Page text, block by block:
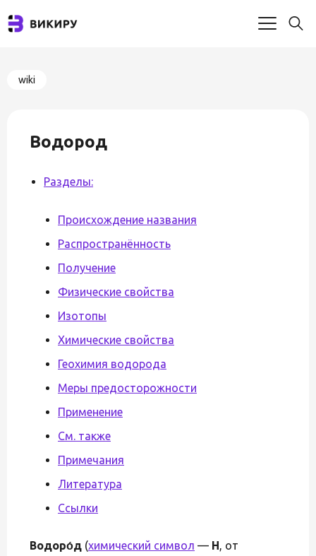
wiki
Водород
Разделы:
Происхождение названия
Распространённость
Получение
Физические свойства
Изотопы
Химические свойства
Геохимия водорода
Меры предосторожности
Применение
См. также
Примечания
Литература
Ссылки
Водоро́д (химический символ — H, от